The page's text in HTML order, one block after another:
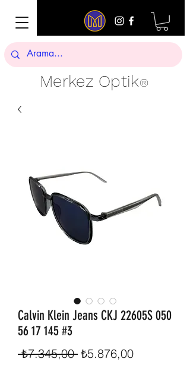
Merkez Optik®
Calvin Klein Jeans CKJ 22605S 050
56 17 145 #3
₺7.345,00 Normal
₺5.876,00İndirimli